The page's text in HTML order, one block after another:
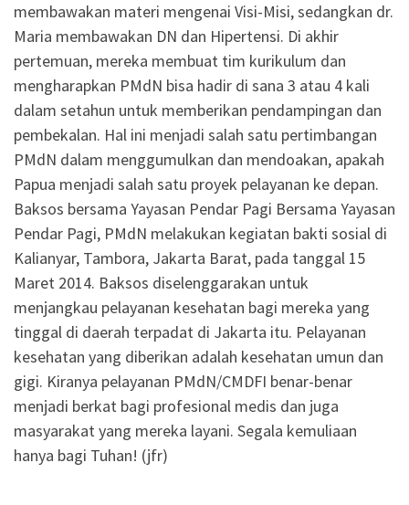
membawakan materi mengenai Visi-Misi, sedangkan dr.
Maria membawakan DN dan Hipertensi. Di akhir
pertemuan, mereka membuat tim kurikulum dan
mengharapkan PMdN bisa hadir di sana 3 atau 4 kali
dalam setahun untuk memberikan pendampingan dan
pembekalan. Hal ini menjadi salah satu pertimbangan
PMdN dalam menggumulkan dan mendoakan, apakah
Papua menjadi salah satu proyek pelayanan ke depan.
Baksos bersama Yayasan Pendar Pagi Bersama Yayasan
Pendar Pagi, PMdN melakukan kegiatan bakti sosial di
Kalianyar, Tambora, Jakarta Barat, pada tanggal 15
Maret 2014. Baksos diselenggarakan untuk
menjangkau pelayanan kesehatan bagi mereka yang
tinggal di daerah terpadat di Jakarta itu. Pelayanan
kesehatan yang diberikan adalah kesehatan umun dan
gigi. Kiranya pelayanan PMdN/CMDFI benar-benar
menjadi berkat bagi profesional medis dan juga
masyarakat yang mereka layani. Segala kemuliaan
hanya bagi Tuhan! (jfr)